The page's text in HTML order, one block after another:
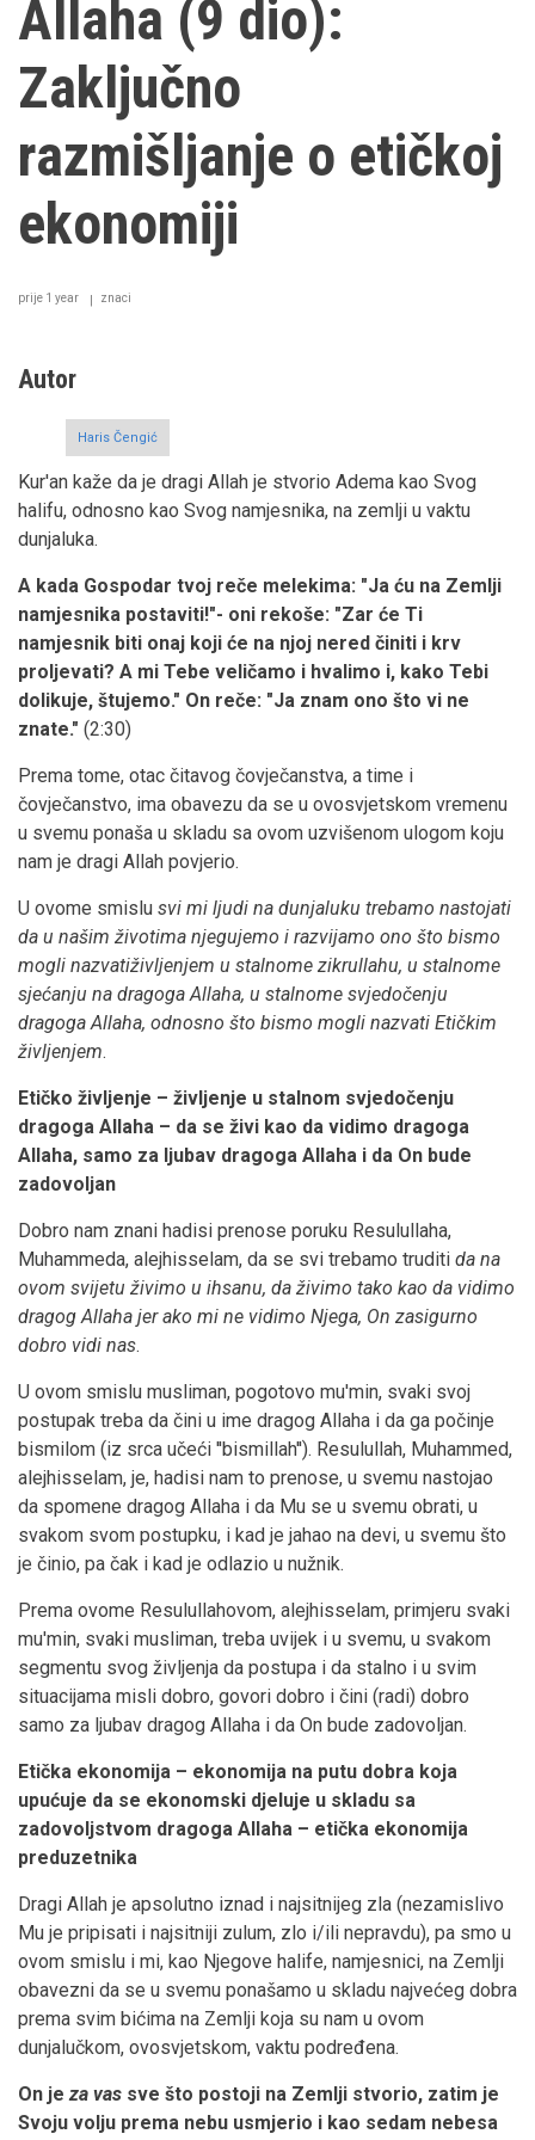
Allaha (9 dio):
Zaključno
razmišljanje o etičkoj
ekonomiji
prije 1 year znaci
Autor
Haris Čengić
Kur'an kaže da je dragi Allah je stvorio Adema kao Svog
halifu, odnosno kao Svog namjesnika, na zemlji u vaktu
dunjaluka.
A kada Gospodar tvoj reče melekima: "Ja ću na Zemlji
namjesnika postaviti!"- oni rekoše: "Zar će Ti
namjesnik biti onaj koji će na njoj nered činiti i krv
proljevati? A mi Tebe veličamo i hvalimo i, kako Tebi
dolikuje, štujemo." On reče: "Ja znam ono što vi ne
znate." (2:30)
Prema tome, otac čitavog čovječanstva, a time i
čovječanstvo, ima obavezu da se u ovosvjetskom vremenu
u svemu ponaša u skladu sa ovom uzvišenom ulogom koju
nam je dragi Allah povjerio.
U ovome smislu svi mi ljudi na dunjaluku trebamo nastojati
da u našim životima njegujemo i razvijamo ono što bismo
mogli nazvatiživljenjem u stalnome zikrullahu, u stalnome
sjećanju na dragoga Allaha, u stalnome svjedočenju
dragoga Allaha, odnosno što bismo mogli nazvati Etičkim
življenjem.
Etičko življenje – življenje u stalnom svjedočenju
dragoga Allaha – da se živi kao da vidimo dragoga
Allaha, samo za ljubav dragoga Allaha i da On bude
zadovoljan
Dobro nam znani hadisi prenose poruku Resulullaha,
Muhammeda, alejhisselam, da se svi trebamo truditi da na
ovom svijetu živimo u ihsanu, da živimo tako kao da vidimo
dragog Allaha jer ako mi ne vidimo Njega, On zasigurno
dobro vidi nas.
U ovom smislu musliman, pogotovo mu'min, svaki svoj
postupak treba da čini u ime dragog Allaha i da ga počinje
bismilom (iz srca učeći ''bismillah''). Resulullah, Muhammed,
alejhisselam, je, hadisi nam to prenose, u svemu nastojao
da spomene dragog Allaha i da Mu se u svemu obrati, u
svakom svom postupku, i kad je jahao na devi, u svemu što
je činio, pa čak i kad je odlazio u nužnik.
Prema ovome Resulullahovom, alejhisselam, primjeru svaki
mu'min, svaki musliman, treba uvijek i u svemu, u svakom
segmentu svog življenja da postupa i da stalno i u svim
situacijama misli dobro, govori dobro i čini (radi) dobro
samo za ljubav dragog Allaha i da On bude zadovoljan.
Etička ekonomija – ekonomija na putu dobra koja
upućuje da se ekonomski djeluje u skladu sa
zadovoljstvom dragoga Allaha – etička ekonomija
preduzetnika
Dragi Allah je apsolutno iznad i najsitnijeg zla (nezamislivo
Mu je pripisati i najsitniji zulum, zlo i/ili nepravdu), pa smo u
ovom smislu i mi, kao Njegove halife, namjesnici, na Zemlji
obavezni da se u svemu ponašamo u skladu najvećeg dobra
prema svim bićima na Zemlji koja su nam u ovom
dunjalučkom, ovosvjetskom, vaktu podređena.
On je za vas sve što postoji na Zemlji stvorio, zatim je
Svoju volju prema nebu usmjerio i kao sedam nebesa